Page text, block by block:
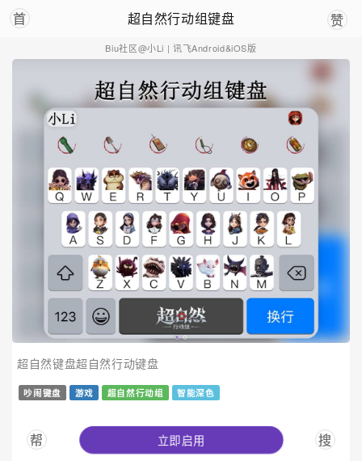
首 超自然行动组键盘 赞
Biu社区@小Li | 讯飞Android&iOS版
超自然键盘超自然行动键盘
吵闹键盘 游戏 超自然行动组 智能深色
帮 搜
立即启用